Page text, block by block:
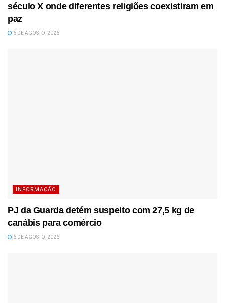
século X onde diferentes religiões coexistiram em
paz
6 DE AGOSTO, 2026
INFORMAÇÃO
PJ da Guarda detém suspeito com 27,5 kg de
canábis para comércio
6 DE AGOSTO, 2026